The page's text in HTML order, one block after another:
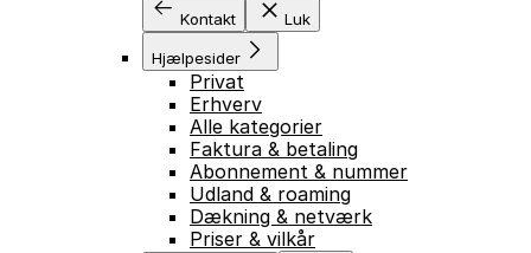
Kontakt Luk
Hjælpesider
Privat
Erhverv
Alle kategorier
Faktura & betaling
Abonnement & nummer
Udland & roaming
Dækning & netværk
Priser & vilkår